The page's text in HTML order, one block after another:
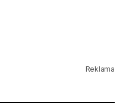
Reklama